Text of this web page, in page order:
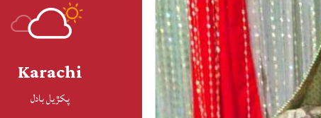
Karachi
پکڙيل بادل